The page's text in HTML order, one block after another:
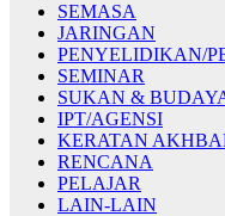
SEMASA
JARINGAN
PENYELIDIKAN/
SEMINAR
SUKAN &
IPT/AGENSI
KERATAN
RENCANA
PELAJAR
LAIN-LAIN